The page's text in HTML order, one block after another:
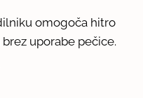
omogoča hitro
uporabe pečice.